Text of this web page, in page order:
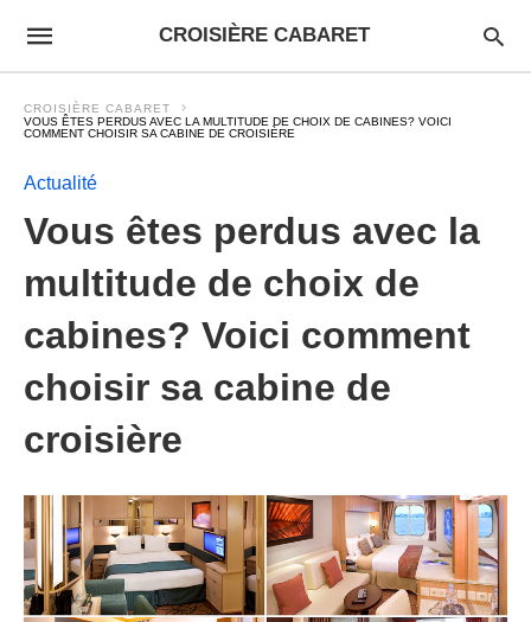
CROISIÈRE CABARET
CROISIÈRE CABARET
VOUS ÊTES PERDUS AVEC LA MULTITUDE DE CHOIX DE CABINES? VOICI
COMMENT CHOISIR SA CABINE DE CROISIÈRE
Actualité
Vous êtes perdus avec la
multitude de choix de
cabines? Voici comment
choisir sa cabine de
croisière